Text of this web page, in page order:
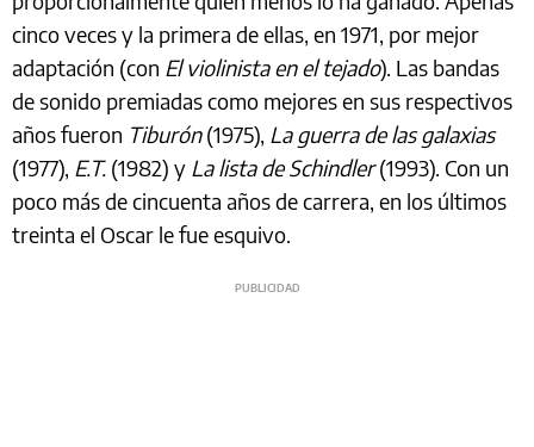
cinco veces y la primera de ellas, en 1971, por mejor
adaptación (con El violinista en el tejado). Las bandas
de sonido premiadas como mejores en sus respectivos
años fueron Tiburón(1975), La guerra de las galaxias
(1977), E.T. (1982) y La lista de Schindler(1993). Con un
poco más de cincuenta años de carrera, en los últimos
treinta el Oscar le fue esquivo.